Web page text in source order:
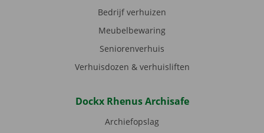
Bedrijf verhuizen
Meubelbewaring
Seniorenverhuis
Verhuisdozen & verhuisliften
Dockx Rhenus Archisafe
Archiefopslag